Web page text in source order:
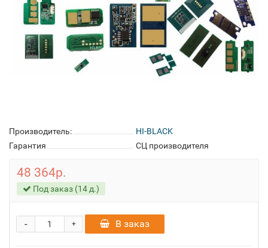
Производитель:
HI-BLACK
Гарантия
СЦ производителя
48 364р.
Под заказ (14 д.)
+
- В заказ